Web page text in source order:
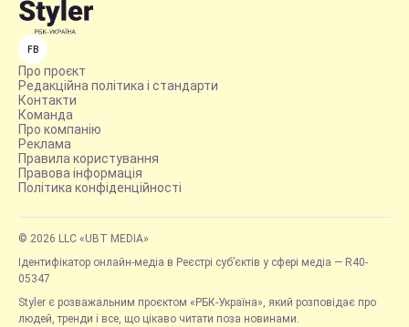
FB
Про проєкт
Редакційна політика і стандарти
Контакти
Команда
Про компанію
Реклама
Правила користування
Правова інформація
Політика конфіденційності
© 2026 LLC «UBT MEDIA»
Ідентифікатор онлайн-медіа в Реєстрі суб’єктів у сфері медіа — R40-
05347
Styler є розважальним проєктом «РБК-Україна», який розповідає про
людей, тренди і все, що цікаво читати поза новинами.